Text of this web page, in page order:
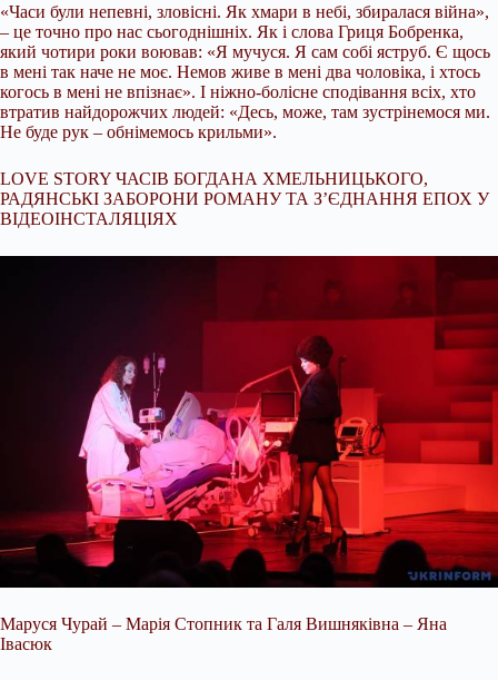
«Часи були непевні, зловісні. Як хмари в небі, збиралася війна»,
– це точно про нас сьогоднішніх. Як і слова Гриця Бобренка,
який чотири роки воював: «Я мучуся. Я сам собі яструб. Є щось
в мені так наче не моє. Немов живе в мені два чоловіка, і хтось
когось в мені не впізнає». І ніжно-болісне сподівання всіх, хто
втратив найдорожчих людей: «Десь, може, там зустрінемося ми.
Не буде рук – обнімемось крильми».
LOVE STORY ЧАСІВ БОГДАНА ХМЕЛЬНИЦЬКОГО,
РАДЯНСЬКІ ЗАБОРОНИ РОМАНУ ТА З’ЄДНАННЯ ЕПОХ У
ВІДЕОІНСТАЛЯЦІЯХ
Маруся Чурай – Марія Стопник та Галя Вишняківна – Яна
Івасюк